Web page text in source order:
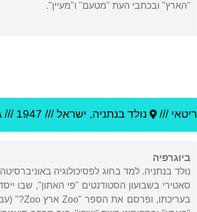
"הארץ" ובכתבי העת "מטעם" ו"מעיין".
/// נולד בנתניה, ישראל///
1947
///
ביוגרפיה
נולד בנתניה. למד בחוג לפסיכולוגיה
סאטירי בשבועון הסטודנטים "פי האתון", שבו
בעריכתו, ופרסם את הספר "Zoo ארץ Zoo?" (עם ב' מיכאל, חנוך מרמרי, אפרים סידון,